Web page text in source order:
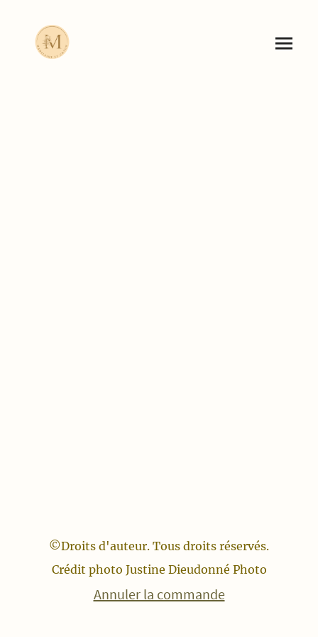
©Droits d'auteur. Tous droits réservés.
Crédit photo Justine Dieudonné Photo
Annuler la commande